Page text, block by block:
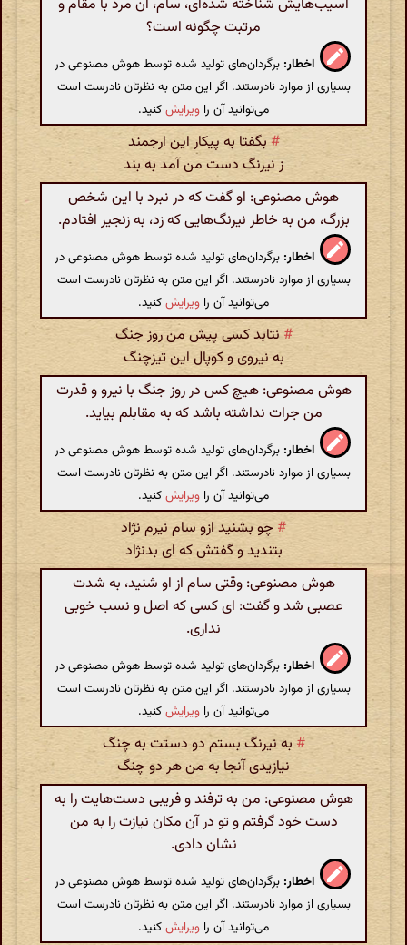
آسیب‌هایش شناخته شده‌ای، سام، آن مرد با مقام و
مرتبت چگونه است؟
اخطار: برگردان‌های تولید شده توسط هوش مصنوعی در
بسیاری از موارد نادرستند. اگر این متن به نظرتان نادرست است
می‌توانید آن را ویرایشکنید.
# بگفتا به پیکار این ارجمند
ز نیرنگ دست من آمد به بند
هوش مصنوعی: او گفت که در نبرد با این شخص
بزرگ، من به خاطر نیرنگ‌هایی که زد، به زنجیر افتادم.
اخطار: برگردان‌های تولید شده توسط هوش مصنوعی در
بسیاری از موارد نادرستند. اگر این متن به نظرتان نادرست است
می‌توانید آن را ویرایشکنید.
# نتابد کسی پیش من روز جنگ
به نیروی و کوپال این تیزچنگ
هوش مصنوعی: هیچ کس در روز جنگ با نیرو و قدرت
من جرات نداشته باشد که به مقابلم بیاید.
اخطار: برگردان‌های تولید شده توسط هوش مصنوعی در
بسیاری از موارد نادرستند. اگر این متن به نظرتان نادرست است
می‌توانید آن را ویرایشکنید.
# چو بشنید ازو سام نیرم نژاد
بتندید و گفتش که ای بدنژاد
هوش مصنوعی: وقتی سام از او شنید، به شدت
عصبی شد و گفت: ای کسی که اصل و نسب خوبی
نداری.
اخطار: برگردان‌های تولید شده توسط هوش مصنوعی در
بسیاری از موارد نادرستند. اگر این متن به نظرتان نادرست است
می‌توانید آن را ویرایشکنید.
# به نیرنگ بستم دو دستت به چنگ
نیازیدی آنجا به من هر دو چنگ
هوش مصنوعی: من به ترفند و فریبی دست‌هایت را به
دست خود گرفتم و تو در آن مکان نیازت را به من
نشان دادی.
اخطار: برگردان‌های تولید شده توسط هوش مصنوعی در
بسیاری از موارد نادرستند. اگر این متن به نظرتان نادرست است
می‌توانید آن را ویرایشکنید.